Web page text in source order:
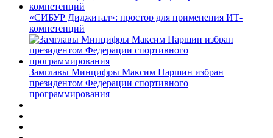
«СИБУР Диджитал»: простор для применения ИТ-
компетенций
Замглавы Минцифры Максим Паршин избран
президентом Федерации спортивного
программирования